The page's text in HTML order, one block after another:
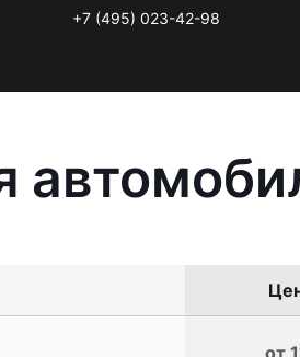
+7 (495) 023-42-98
от